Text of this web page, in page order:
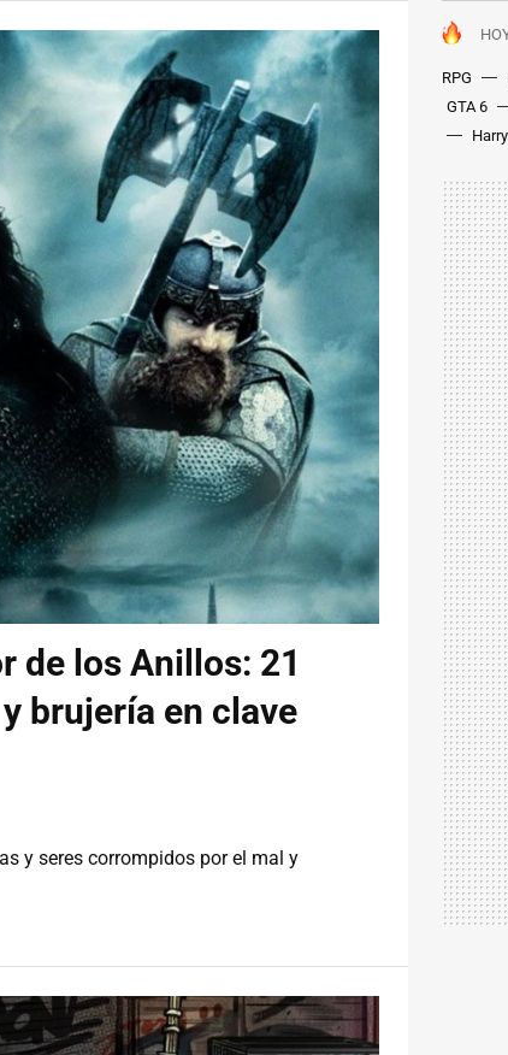
RPG
GTA 6
de los Anillos: 21
brujería en clave
y seres corrompidos por el mal y